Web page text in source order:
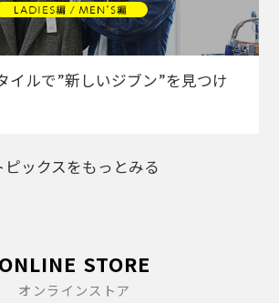
イルで”新しいジブン”を見つけ
ピックスをもっとみる
ONLINE STORE
オンラインストア